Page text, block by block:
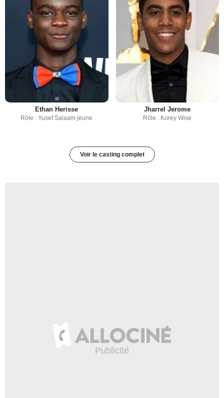
Ethan Herisse
Rôle : Yusef Salaam jeune
Jharrel Jerome
Rôle : Korey Wise
Voir le casting complet